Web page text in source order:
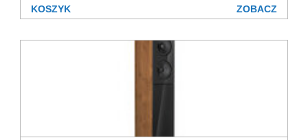
KOSZYK ZOBACZ